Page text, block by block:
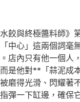
水餃與終極醬料師
中心」這兩個詞毫
店內只有他一個人
是他對**「蒜泥成
磨得光滑、閃耀
彈一下缸邊，確